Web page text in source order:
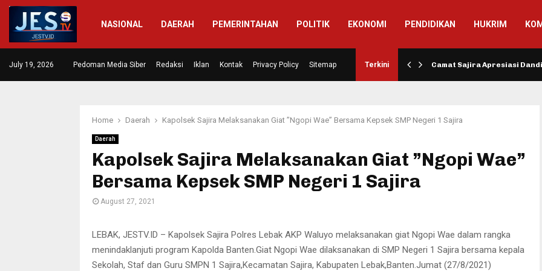
NASIONAL DAERAH PEMERINTAHAN POLITIK EKONOMI PENDIDIKAN HUKRIM
July 19, 2026 Pedoman Media Siber Redaksi Iklan Kontak Privacy Policy Sitemap Terkini
Masrakat di Dua Desa Mengapresiasi Pembangunan Jalan… Camat Sajira Apresiasi
Home Daerah Kapolsek Sajira Melaksanakan Giat ”Ngopi Wae” Bersama Kepsek SMP Negeri 1 Sajira
Daerah
Kapolsek Sajira Melaksanakan Giat ”Ngopi Wae”
Bersama Kepsek SMP Negeri 1 Sajira
August 27, 2021
LEBAK, JESTV.ID – Kapolsek Sajira Polres Lebak AKP Waluyo melaksanakan giat Ngopi Wae dalam rangka
menindaklanjuti program Kapolda Banten.Giat Ngopi Wae dilaksanakan di SMP Negeri 1 Sajira bersama kepala
Sekolah, Staf dan Guru SMPN 1 Sajira,Kecamatan Sajira, Kabupaten Lebak,Banten.Jumat (27/8/2021)